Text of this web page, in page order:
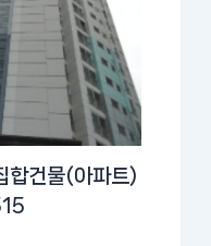
합건물(아파트)